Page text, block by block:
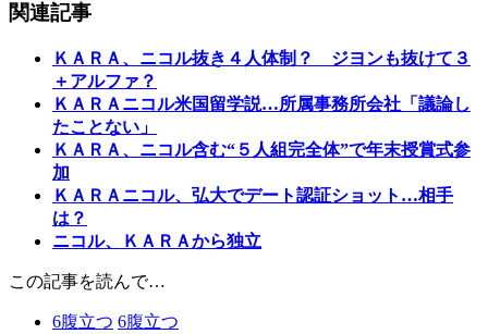
関連記事
ＫＡＲＡ、ニコル抜き４人体制？ ジヨンも抜けて３
＋アルファ？
ＫＡＲＡニコル米国留学説…所属事務所会社「議論し
たことない」
ＫＡＲＡ、ニコル含む“５人組完全体”で年末授賞式参
加
ＫＡＲＡニコル、弘大でデート認証ショット…相手
は？
ニコル、ＫＡＲＡから独立
この記事を読んで…
6腹立つ 6腹立つ